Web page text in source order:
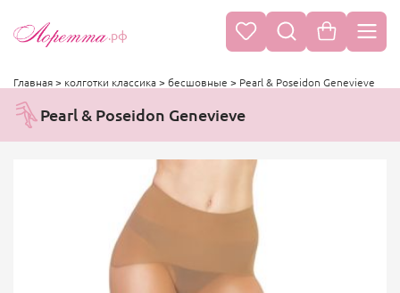
.рф
Главная> колготки классика> бесшовные > Pearl & Poseidon Genevieve
Pearl & Poseidon Genevieve